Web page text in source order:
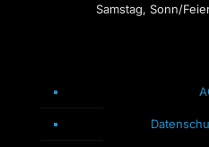
Samstag, Sonn/